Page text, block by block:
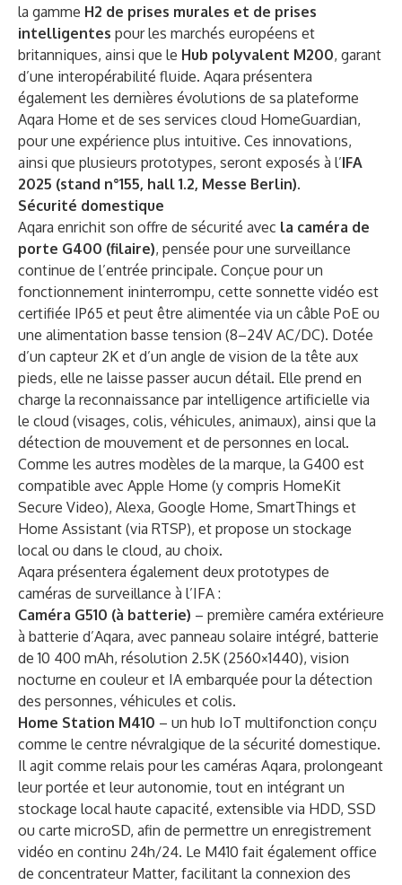
la gamme H2 de prises murales et de prises
intelligentes pour les marchés européens et
britanniques, ainsi que le Hub polyvalent M200, garant
d’une interopérabilité fluide. Aqara présentera
également les dernières évolutions de sa plateforme
Aqara Home et de ses services cloud HomeGuardian,
pour une expérience plus intuitive. Ces innovations,
ainsi que plusieurs prototypes, seront exposés à l’IFA
2025 (stand n°155, hall 1.2, Messe Berlin).
Sécurité domestique
Aqara enrichit son offre de sécurité avec la caméra de
porte G400 (filaire), pensée pour une surveillance
continue de l’entrée principale. Conçue pour un
fonctionnement ininterrompu, cette sonnette vidéo est
certifiée IP65 et peut être alimentée via un câble PoE ou
une alimentation basse tension (8–24V AC/DC). Dotée
d’un capteur 2K et d’un angle de vision de la tête aux
pieds, elle ne laisse passer aucun détail. Elle prend en
charge la reconnaissance par intelligence artificielle via
le cloud (visages, colis, véhicules, animaux), ainsi que la
détection de mouvement et de personnes en local.
Comme les autres modèles de la marque, la G400 est
compatible avec Apple Home (y compris HomeKit
Secure Video), Alexa, Google Home, SmartThings et
Home Assistant (via RTSP), et propose un stockage
local ou dans le cloud, au choix.
Aqara présentera également deux prototypes de
caméras de surveillance à l’IFA :
Caméra G510 (à batterie) – première caméra extérieure
à batterie d’Aqara, avec panneau solaire intégré, batterie
de 10 400 mAh, résolution 2.5K (2560×1440), vision
nocturne en couleur et IA embarquée pour la détection
des personnes, véhicules et colis.
Home Station M410 – un hub IoT multifonction conçu
comme le centre névralgique de la sécurité domestique.
Il agit comme relais pour les caméras Aqara, prolongeant
leur portée et leur autonomie, tout en intégrant un
stockage local haute capacité, extensible via HDD, SSD
ou carte microSD, afin de permettre un enregistrement
vidéo en continu 24h/24. Le M410 fait également office
de concentrateur Matter, facilitant la connexion des